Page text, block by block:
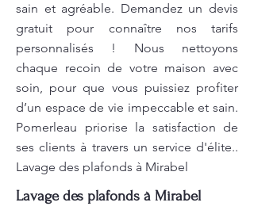
sain et agréable. Demandez un devis
gratuit pour connaître nos tarifs
personnalisés ! Nous nettoyons
chaque recoin de votre maison avec
soin, pour que vous puissiez profiter
d’un espace de vie impeccable et sain.
Pomerleau priorise la satisfaction de
ses clients à travers un service d'élite..
Lavage des plafonds à Mirabel
Lavage des plafonds à Mirabel